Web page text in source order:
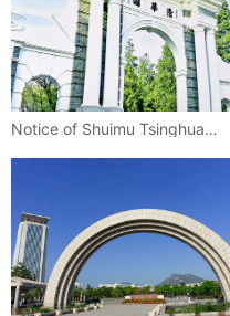
Notice of Shuimu Tsinghua
Recruitment